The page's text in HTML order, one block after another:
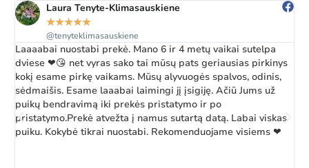
Laura Tenyte-Klimasauskiene
★★★★★
@tenyteklimasauskiene
Laaaabai nuostabi prekė. Mano 6 ir 4 metų vaikai sutelpa
dviese ❤😘 net vyras sako tai mūsų pats geriausias pirkinys
kokį esame pirkę vaikams. Mūsų alyvuogės spalvos, odinis,
sėdmaišis. Esame laaabai laimingi jį įsigiję. Ačiū Jums už
puikų bendravimą iki prekės pristatymo ir po
pristatymo.Prekė atvežta į namus sutartą datą. Labai viskas
puiku. Kokybė tikrai nuostabi. Rekomenduojame visiems ❤